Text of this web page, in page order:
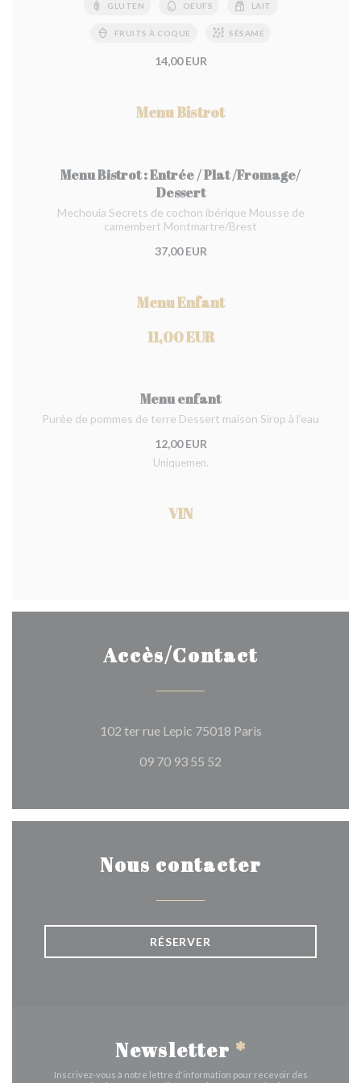
GLUTEN OEUFS LAIT
FRUITS À COQUE SÉSAME
14,00 EUR
Menu Bistrot
Menu Bistrot : Entrée / Plat /Fromage/
Dessert
Mechouia Secrets de cochon ibérique Mousse de
camembert Montmartre/Brest
37,00 EUR
Menu Enfant
11,00 EUR
Menu enfant
Purée de pommes de terre Dessert maison Sirop à l’eau
12,00 EUR
Uniquemen.
VIN
Accès/Contact
102 ter rue Lepic 75018 Paris((ouvre une
09 70 93 55 52
Nous contacter
RÉSERVER
Newsletter *
Inscrivez-vous à notre lettre d'information pour recevoir des